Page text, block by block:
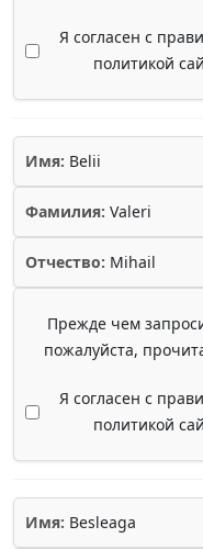
Я согласен с
политикой
Имя: Belii
Фамилия: Valeri
Отчество: Mihail
Прежде чем
пожалуйста,
Я согласен с
политикой
Имя: Besleaga